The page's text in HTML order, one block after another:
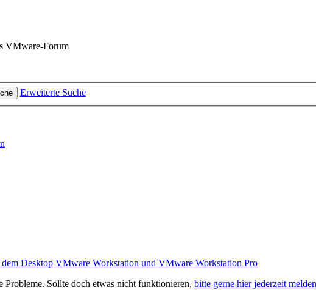
VMware-Forum
Erweiterte Suche
Desktop VMware Workstation und VMware Workstation Pro
Probleme. Sollte doch etwas nicht funktionieren, bitte gerne hier jederzeit melden